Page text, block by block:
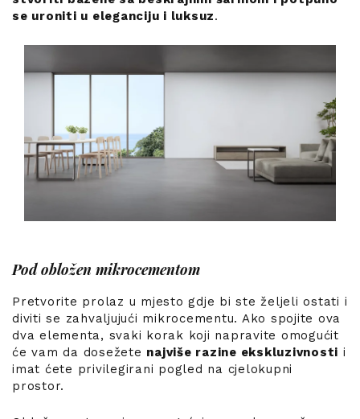
se uroniti u eleganciju i luksuz.
Pod obložen mikrocementom
Pretvorite prolaz u mjesto gdje bi ste željeli ostati i
diviti se zahvaljujući mikrocementu. Ako spojite ova
dva elementa, svaki korak koji napravite omogućit
će vam da dosežete najviše razine ekskluzivnosti i
imat ćete privilegirani pogled na cjelokupni
prostor.